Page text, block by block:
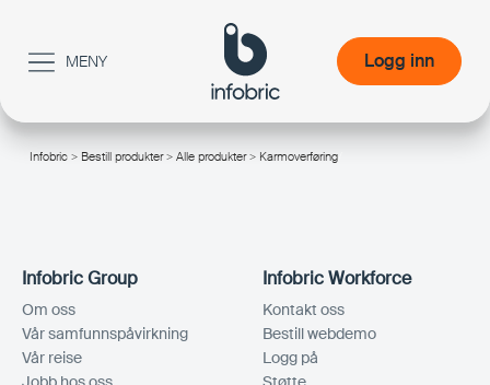
MENY
Logg inn
Logg inn
Infobric> Bestill produkter> Alle produkter> Karmoverføring/
Infobric Group
Om oss
Vår samfunnspåvirkning
Vår reise
Infobric Workforce
Kontakt oss
Bestill webdemo
Logg på